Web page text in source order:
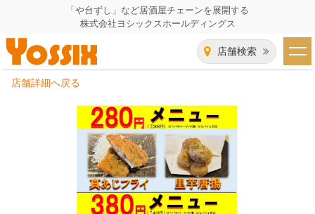
「や台ずし」など居酒屋チェーンを展開する
株式会社ヨシックスホールディングス
店舗検索
HOME
企業情報
企業情報トップ
代表者あいさつ
飲食事業紹介
店舗詳細へ戻る